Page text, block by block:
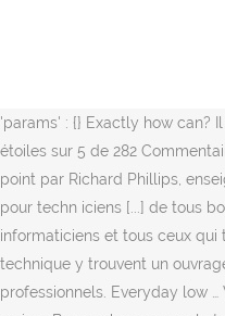
'params' : {} Exactly how can?
étoiles sur 5 de 282
point par Richard Phillips,
pour techn iciens [...] de tous
informaticiens et tous ceux
technique y trouvent un
professionnels. Everyday low